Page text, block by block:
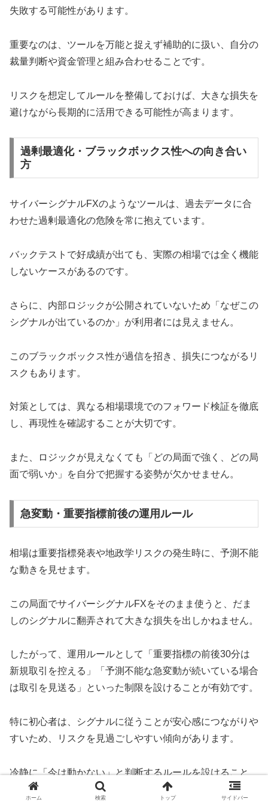
失敗する可能性があります。
重要なのは、ツールを万能と捉えず補助的に扱い、自分の
裁量判断や資金管理と組み合わせることです。
リスクを想定してルールを整備しておけば、大きな損失を
避けながら長期的に活用できる可能性が高まります。
過剰最適化・ブラックボックス性への向き合い
方
サイバーシグナルFXのようなツールは、過去データに合
わせた過剰最適化の危険を常に抱えています。
バックテストで好成績が出ても、実際の相場では全く機能
しないケースがあるのです。
さらに、内部ロジックが公開されていないため「なぜこの
シグナルが出ているのか」が利用者には見えません。
このブラックボックス性が過信を招き、損失につながるリ
スクもあります。
対策としては、異なる相場環境でのフォワード検証を徹底
し、再現性を確認することが大切です。
また、ロジックが見えなくても「どの局面で強く、どの局
面で弱いか」を自分で把握する姿勢が欠かせません。
急変動・重要指標前後の運用ルール
相場は重要指標発表や地政学リスクの発生時に、予測不能
な動きを見せます。
この局面でサイバーシグナルFXをそのまま使うと、だま
しのシグナルに翻弄されて大きな損失を出しかねません。
したがって、運用ルールとして「重要指標の前後30分は
新規取引を控える」「予測不能な急変動が続いている場合
は取引を見送る」といった制限を設けることが有効です。
特に初心者は、シグナルに従うことが安心感につながりや
すいため、リスクを見過ごしやすい傾向があります。
冷静に「今は動かない」と判断するルールを設けること
が、長期的に資金を守るカギになります。
ホーム 検索 トップ サイドバー